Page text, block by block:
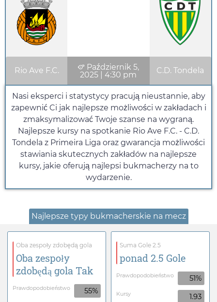
Rio Ave F.C.
Październik 5,
2025 |4:30 pm C.D. Tondela
Nasi eksperci i statystycy pracują nieustannie, aby
zapewnić Ci jak najlepsze możliwości w zakładach i
zmaksymalizować Twoje szanse na wygraną.
Najlepsze kursy na spotkanie Rio Ave F.C. - C.D.
Tondela z Primeira Liga oraz gwarancja możliwości
stawiania skutecznych zakładów na najlepsze
kursy, jakie oferują najlepsi bukmacherzy na to
wydarzenie.
Najlepsze typy bukmacherskie na mecz
Oba zespoły zdobędą gola
Oba zespoły
zdobędą gola Tak
Prawdopodobieństwo 55%
Suma Gole 2.5
ponad 2.5 Gole
Prawdopodobieństwo 51%
Kursy 1.93